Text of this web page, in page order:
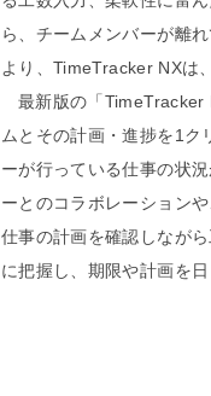
ら、チームメンバーが離
より、TimeTracker NXは
最新版の「TimeTracker
ムとその計画・進捗を1ク
ーが行っている仕事の状
ーとのコラボレーション
仕事の計画を確認しなが
に把握し、期限や計画を